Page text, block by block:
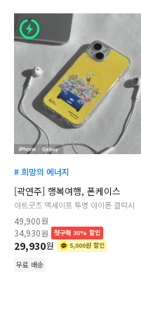
# 희망의 에너지
[곽연주] 행복여행, 폰케이스
아트굿즈 맥세이프 투명 아이폰 갤럭시
49,900원
34,930원 첫구매 30% 할인
29,930원 5,000원 할인
무료 배송